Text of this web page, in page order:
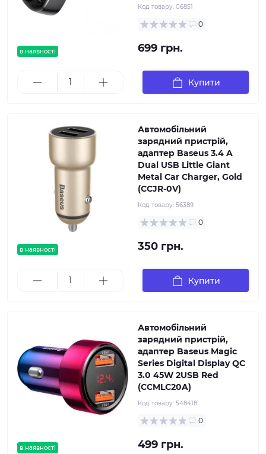
в наявності
Код товару: 06851
0
699 грн.
Купити
в наявності
Автомобільний
зарядний пристрій,
адаптер Baseus 3.4 A
Dual USB Little Giant
Metal Car Charger, Gold
(CCJR-0V)
Код товару: 56389
0
350 грн.
Купити
в наявності
Автомобільний
зарядний пристрій,
адаптер Baseus Magic
Series Digital Display QC
3.0 45W 2USB Red
(CCMLC20A)
Код товару: 548418
0
499 грн.